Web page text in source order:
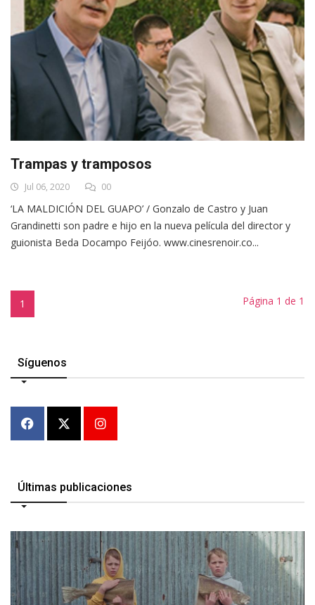
Trampas y tramposos
Jul 06, 2020 00
‘LA MALDICIÓN DEL GUAPO’ / Gonzalo de Castro y Juan
Grandinetti son padre e hijo en la nueva película del director y
guionista Beda Docampo Feijóo. www.cinesrenoir.co...
1 Página 1 de 1
Síguenos
Últimas publicaciones